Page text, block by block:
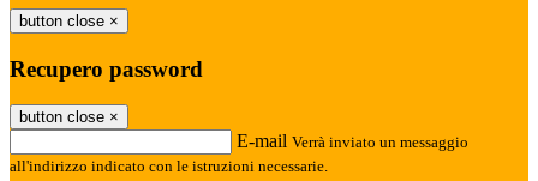
button close ×
Recupero password
button close ×
E-mail Verrà inviato un messaggio
all'indirizzo indicato con le istruzioni necessarie.